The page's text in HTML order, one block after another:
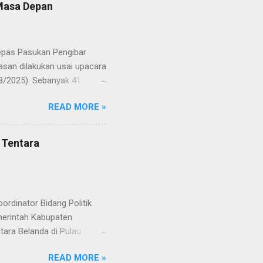
pelatih, serta para
Depan
Pasukan Pengibar
dilakukan usai upacara
2025). Sebanyak 41
menuntaskan
kebangsaan yang
rasa bangga dan
pelatih, serta para
generasi penerus
READ MORE »
Bidang Politik
Kabupaten
Belanda di Pulau
Eropa Kemenko Polkam
READ MORE »